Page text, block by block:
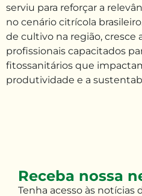
serviu para reforçar a
no cenário citrícola
de cultivo na região, cresce
profissionais capacitados
fitossanitários que
produtividade e a
Receba nossa
Tenha acesso às notícias